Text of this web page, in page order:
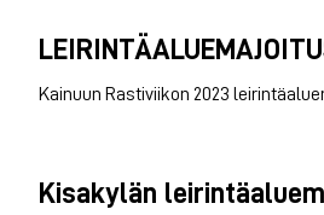
Kainuun Rastiviikon 2023
Kisakylän